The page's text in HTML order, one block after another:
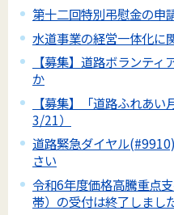
第十二回特別弔慰金の申
水道事業の経営一体化に
【募集】道路ボランテ
か
【募集】「道路ふれあ
3/21）
道路緊急ダイヤル
さい
令和6年度価格高騰重点
帯）の受付は終了しまし